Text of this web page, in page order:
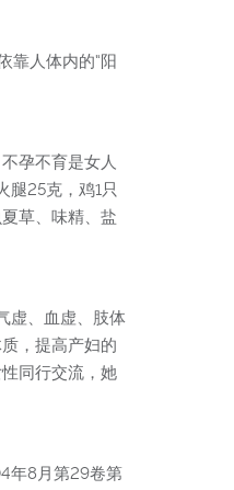
靠人体内的“阳
孕不育是女人
腿25克，鸡1只
草、味精、盐
虚、血虚、肢体
，提高产妇的
同行交流，她
年8月第29卷第